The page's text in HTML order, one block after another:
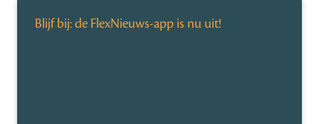
Blijf bij: de FlexNieuws-app is nu uit!